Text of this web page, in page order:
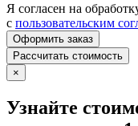
Я согласен на
с пользовательским
Оформить заказ
Рассчитать стоимость
×
Узнайте